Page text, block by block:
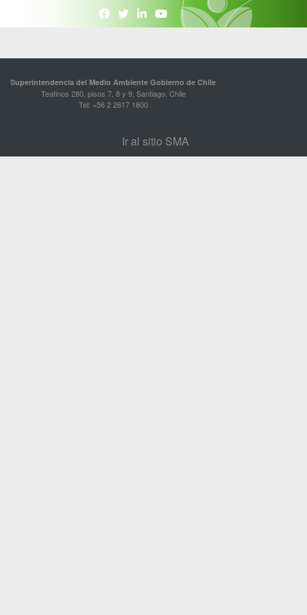
Superintendencia del Medio Ambiente Gobierno de Chile
Teatinos 280, pisos 7, 8 y 9, Santiago, Chile
Tel: +56 2 2617 1800
Ir al sitio SMA